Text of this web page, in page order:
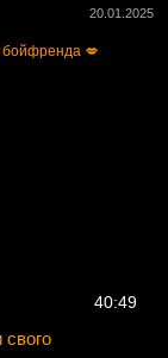
20.01.2025
40:49
свого